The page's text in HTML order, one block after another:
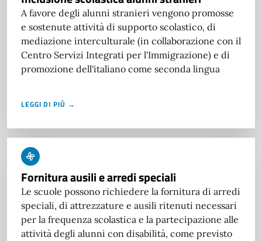
A favore degli alunni stranieri vengono promosse
e sostenute attività di supporto scolastico, di
mediazione interculturale (in collaborazione con il
Centro Servizi Integrati per l'Immigrazione) e di
promozione dell'italiano come seconda lingua
LEGGI DI PIÙ →
Fornitura ausili e arredi speciali
Le scuole possono richiedere la fornitura di arredi
speciali, di attrezzature e ausili ritenuti necessari
per la frequenza scolastica e la partecipazione alle
attività degli alunni con disabilità, come previsto